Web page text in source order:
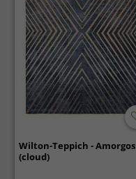
Wilton-Teppich - Amorgos
(cloud)